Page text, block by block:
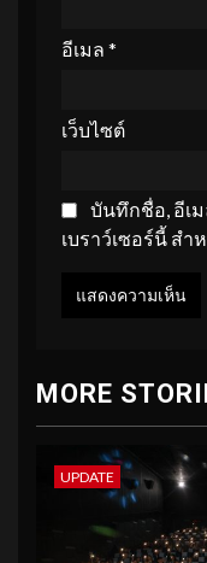
อีเมล *
เว็บไซต์
บันทึกชื่อ, อีเ
เบราว์เซอร์นี้ ส
MORE
UPDATE